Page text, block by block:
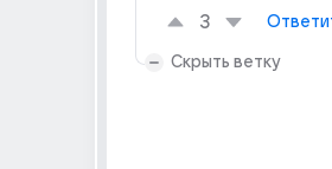
3
Скрыть ветку